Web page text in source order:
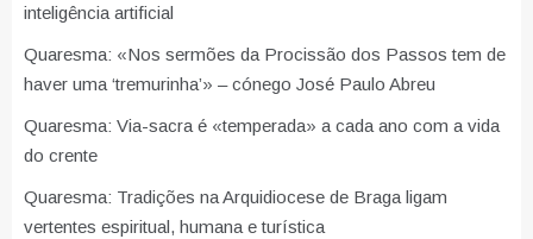
inteligência artificial
Quaresma: «Nos sermões da Procissão dos Passos tem de
haver uma ‘tremurinha’» – cónego José Paulo Abreu
Quaresma: Via-sacra é «temperada» a cada ano com a vida
do crente
Quaresma: Tradições na Arquidiocese de Braga ligam
vertentes espiritual, humana e turística